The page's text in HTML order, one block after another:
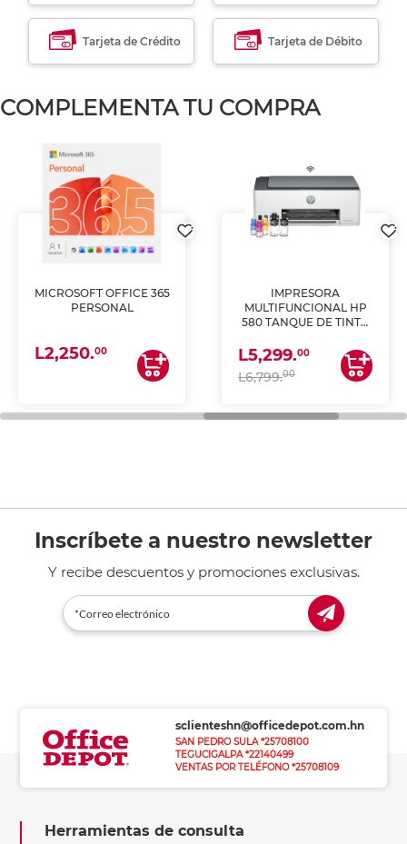
Tarjeta de Crédito Tarjeta de Débito
COMPLEMENTA TU COMPRA
MICROSOFT OFFICE 365
PERSONAL
L2,250.00
IMPRESORA
MULTIFUNCIONAL HP
580 TANQUE DE TINTA
ESCANEA)
L5,299.00
L6,799.00
Inscríbete a nuestro newsletter
Y recibe descuentos y promociones exclusivas.
sclienteshn@officedepot.com.hn
SAN PEDRO SULA *25708100
TEGUCIGALPA *22140499
VENTAS POR TELÉFONO *25708109
Herramientas de consulta